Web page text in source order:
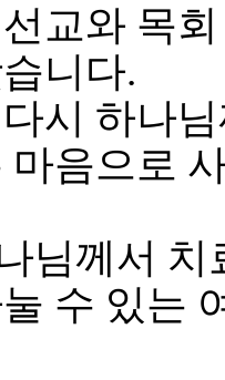
교와 목
니다.
시 하나
마음으로
님께서
수 있는